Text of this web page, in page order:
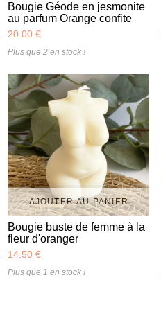
Bougie Géode en jesmonite
au parfum Orange confite
20.00 €
Plus que 2 en stock !
AJOUTER AU PANIER
Bougie buste de femme à la
fleur d'oranger
14.50 €
Plus que 1 en stock !